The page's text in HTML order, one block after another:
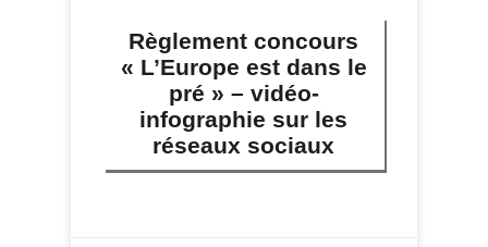
Règlement concours
« L’Europe est dans le
pré » – vidéo-
infographie sur les
réseaux sociaux